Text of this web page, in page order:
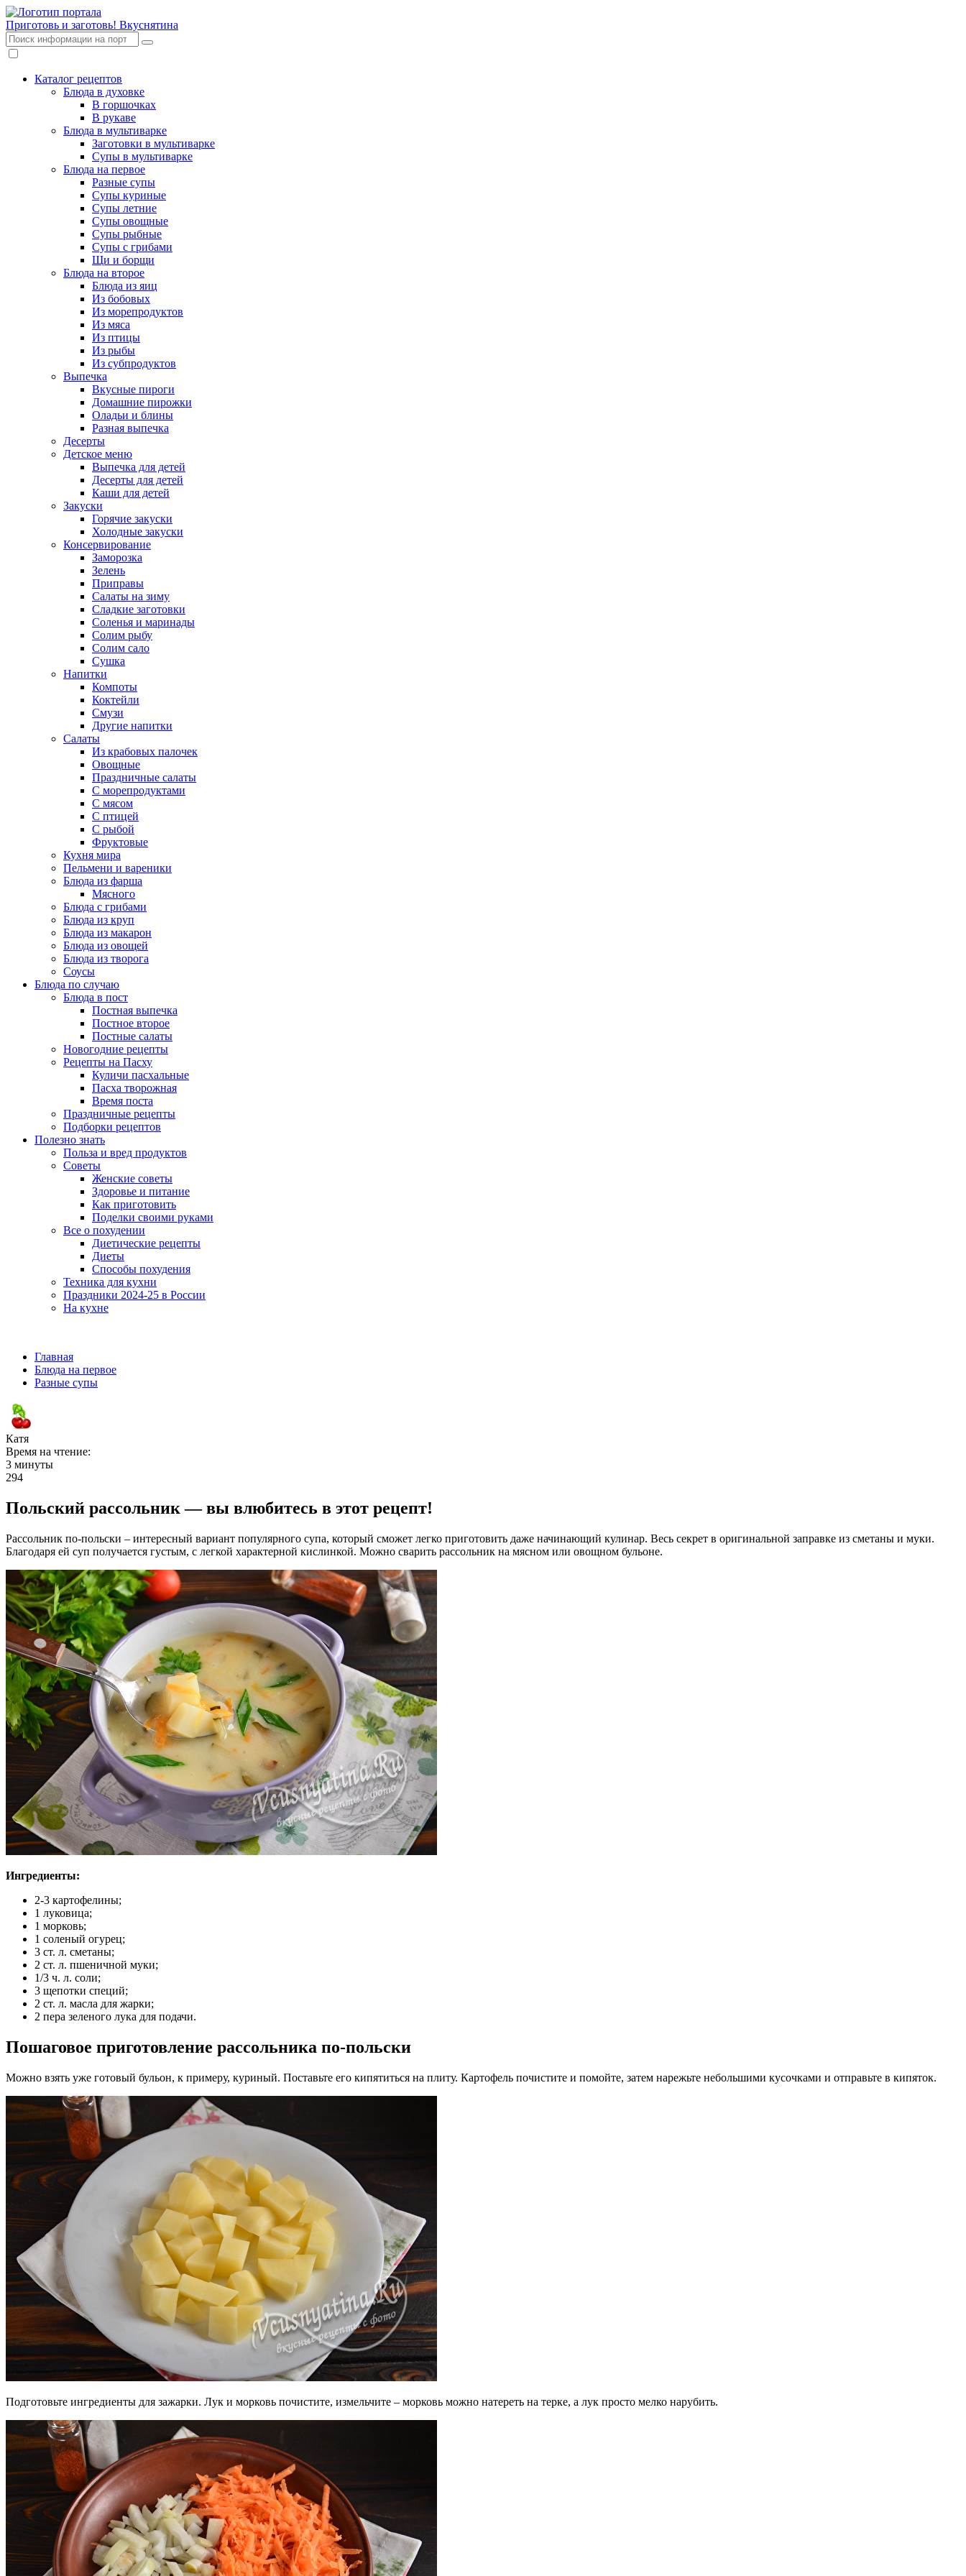
Приготовь и заготовь! Вкуснятина
Каталог рецептов
Блюда в духовке
В горшочках
В рукаве
Блюда в мультиварке
Заготовки в мультиварке
Супы в мультиварке
Блюда на первое
Разные супы
Супы куриные
Супы летние
Супы овощные
Супы рыбные
Супы с грибами
Щи и борщи
Блюда на второе
Блюда из яиц
Из бобовых
Из морепродуктов
Из мяса
Из птицы
Из рыбы
Из субпродуктов
Выпечка
Вкусные пироги
Домашние пирожки
Оладьи и блины
Разная выпечка
Десерты
Детское меню
Выпечка для детей
Десерты для детей
Каши для детей
Закуски
Горячие закуски
Холодные закуски
Консервирование
Заморозка
Зелень
Приправы
Салаты на зиму
Сладкие заготовки
Соленья и маринады
Солим рыбу
Солим сало
Сушка
Напитки
Компоты
Коктейли
Смузи
Другие напитки
Салаты
Из крабовых палочек
Овощные
Праздничные салаты
С морепродуктами
С мясом
С птицей
С рыбой
Фруктовые
Кухня мира
Пельмени и вареники
Блюда из фарша
Мясного
Блюда с грибами
Блюда из круп
Блюда из макарон
Блюда из овощей
Блюда из творога
Соусы
Блюда по случаю
Блюда в пост
Постная выпечка
Постное второе
Постные салаты
Новогодние рецепты
Рецепты на Пасху
Куличи пасхальные
Пасха творожная
Время поста
Праздничные рецепты
Подборки рецептов
Полезно знать
Польза и вред продуктов
Советы
Женские советы
Здоровье и питание
Как приготовить
Поделки своими руками
Все о похудении
Диетические рецепты
Диеты
Способы похудения
Техника для кухни
Праздники 2024-25 в России
На кухне
Главная
Блюда на первое
Разные супы
Катя
Время на чтение:
3 минуты
294
Польский рассольник — вы влюбитесь в этот рецепт!
Рассольник по-польски – интересный вариант популярного супа, который сможет легко приготовить даже начинающий кулинар. Весь секрет в оригинальной заправке из сметаны и муки.
Благодаря ей суп получается густым, с легкой характерной кислинкой. Можно сварить рассольник на мясном или овощном бульоне.
Ингредиенты:
2-3 картофелины;
1 луковица;
1 морковь;
1 соленый огурец;
3 ст. л. сметаны;
2 ст. л. пшеничной муки;
1/3 ч. л. соли;
3 щепотки специй;
2 ст. л. масла для жарки;
2 пера зеленого лука для подачи.
Пошаговое приготовление рассольника по-польски
Можно взять уже готовый бульон, к примеру, куриный. Поставьте его кипятиться на плиту. Картофель почистите и помойте, затем нарежьте небольшими кусочками и отправьте в кипяток.
Подготовьте ингредиенты для зажарки. Лук и морковь почистите, измельчите – морковь можно натереть на терке, а лук просто мелко нарубить.